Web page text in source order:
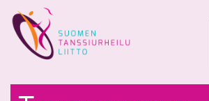
content